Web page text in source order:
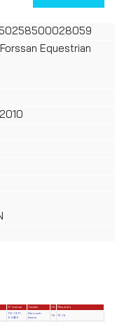
Equestrian
N° License Cavalier Clt
Résultats
TN-1971-
64825
Derouich
Amine
16 73.15